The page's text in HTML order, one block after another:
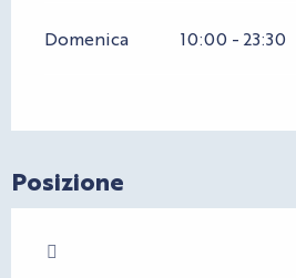
Domenica 10:00 - 23:30
Posizione
Charte Bienvenue à Cannes